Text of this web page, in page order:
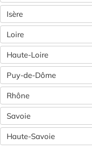
Isère
Loire
Haute-Loire
Puy-de-Dôme
Rhône
Savoie
Haute-Savoie